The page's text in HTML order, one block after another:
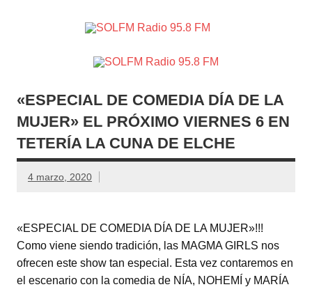
Crevillente, Radio en Vega Baja y Radio en el Medio
Vinalopó
«ESPECIAL DE COMEDIA DÍA DE LA
MUJER» EL PRÓXIMO VIERNES 6 EN
TETERÍA LA CUNA DE ELCHE
4 marzo, 2020
«ESPECIAL DE COMEDIA DÍA DE LA MUJER»!!!
Como viene siendo tradición, las MAGMA GIRLS nos
ofrecen este show tan especial. Esta vez contaremos en
el escenario con la comedia de NÍA, NOHEMÍ y MARÍA